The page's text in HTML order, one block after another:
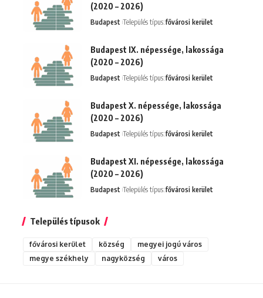
(2020 – 2026)
Budapest Település típus:fővárosi kerület
Budapest IX. népessége, lakossága
(2020 – 2026)
Budapest Település típus:fővárosi kerület
Budapest X. népessége, lakossága
(2020 – 2026)
Budapest Település típus:fővárosi kerület
Budapest XI. népessége, lakossága
(2020 – 2026)
Budapest Település típus:fővárosi kerület
Település típusok
fővárosi kerület község
megyei jogú város
megye székhely
nagyközség város